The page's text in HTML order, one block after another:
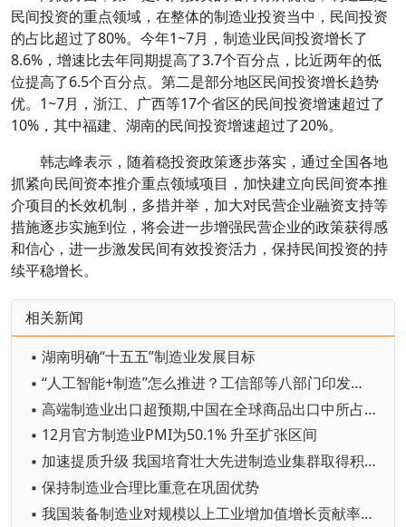
民间投资的重点领域，在整体的制造业投资当中，民间投资
的占比超过了80%。今年1~7月，制造业民间投资增长了
8.6%，增速比去年同期提高了3.7个百分点，比近两年的低
位提高了6.5个百分点。第二是部分地区民间投资增长趋势
优。1~7月，浙江、广西等17个省区的民间投资增速超过了
10%，其中福建、湖南的民间投资增速超过了20%。
韩志峰表示，随着稳投资政策逐步落实，通过全国各地
抓紧向民间资本推介重点领域项目，加快建立向民间资本推
介项目的长效机制，多措并举，加大对民营企业融资支持等
措施逐步实施到位，将会进一步增强民营企业的政策获得感
和信心，进一步激发民间有效投资活力，保持民间投资的持
续平稳增长。
相关新闻
▪ 湖南明确“十五五”制造业发展目标
▪ “人工智能+制造”怎么推进？工信部等八部门印发专项行动实施意见
▪ 高端制造业出口超预期,中国在全球商品出口中所占份额有望持续增加
▪ 12月官方制造业PMI为50.1% 升至扩张区间
▪ 加速提质升级 我国培育壮大先进制造业集群取得积极进展
▪ 保持制造业合理比重意在巩固优势
▪ 我国装备制造业对规模以上工业增加值增长贡献率达59.4%